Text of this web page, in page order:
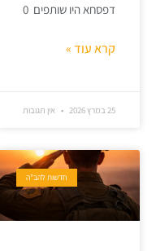
דפסחא היו שותפים 0
קרא עוד »
25 במרץ 2026 אין תגובות
חדשות להב"ה